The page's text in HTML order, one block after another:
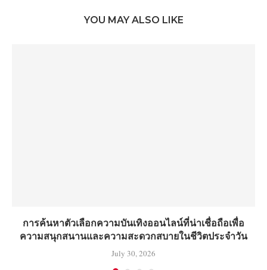
YOU MAY ALSO LIKE
การค้นหาตัวเลือกความบันเทิงออนไลน์ที่น่าเชื่อถือเพื่อ
ความสนุกสนานและความสะดวกสบายในชีวิตประจำวัน
July 30, 2026